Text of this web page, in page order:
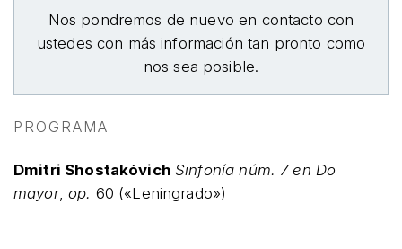
Nos pondremos de nuevo en contacto con
ustedes con más información tan pronto como
nos sea posible.
PROGRAMA
Dmitri Shostakóvich Sinfonía núm. 7 en Do
mayor,op. 60 («Leningrado»)